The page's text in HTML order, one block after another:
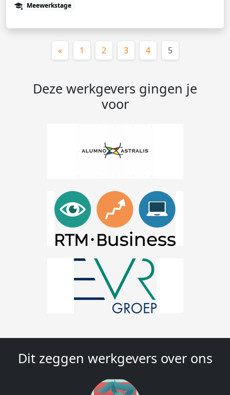
Meewerkstage
« 1 2 3 4 5(huidige)
Deze werkgevers gingen je
voor
Dit zeggen werkgevers over ons